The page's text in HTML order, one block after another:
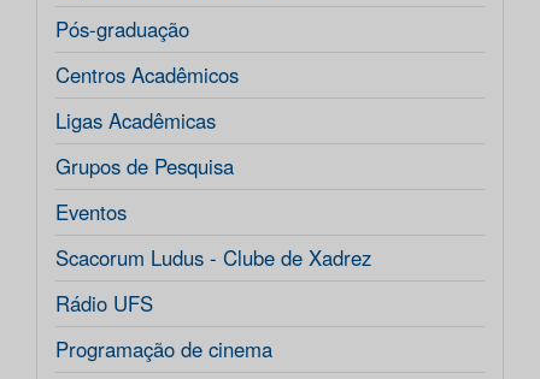
Pós-graduação
Centros Acadêmicos
Ligas Acadêmicas
Grupos de Pesquisa
Eventos
Scacorum Ludus - Clube de Xadrez
Rádio UFS
Programação de cinema